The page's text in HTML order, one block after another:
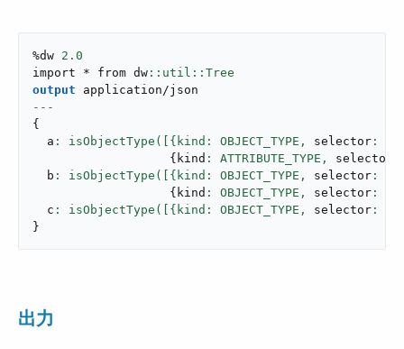
%dw 2.0
import * from dw
output
application/json
---
{
  a
: isObjectType([{kind: OBJECT_TYPE, selector :
{ kind : ATTRIBUTE_TYPE, selector
  b
: isObjectType([{kind: OBJECT_TYPE, selector :
{ kind : OBJECT_TYPE, selector :
  c
: isObjectType([{kind: OBJECT_TYPE, selector :
}
出力